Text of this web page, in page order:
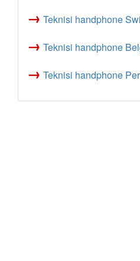
→ Teknisi handphone
→ Teknisi handphone
→ Teknisi handphone